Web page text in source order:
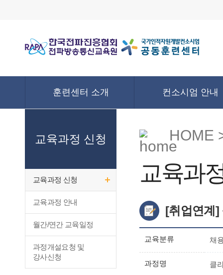
훈련센터 소개 컨소시엄 안내
교육과정 신청
교육과정 신청
교육과정 안내
월간/연간 교육일정
과정개설요청 및
강사신청
HOME
교육과
[취업연계]
교육분류 채
과정명 클